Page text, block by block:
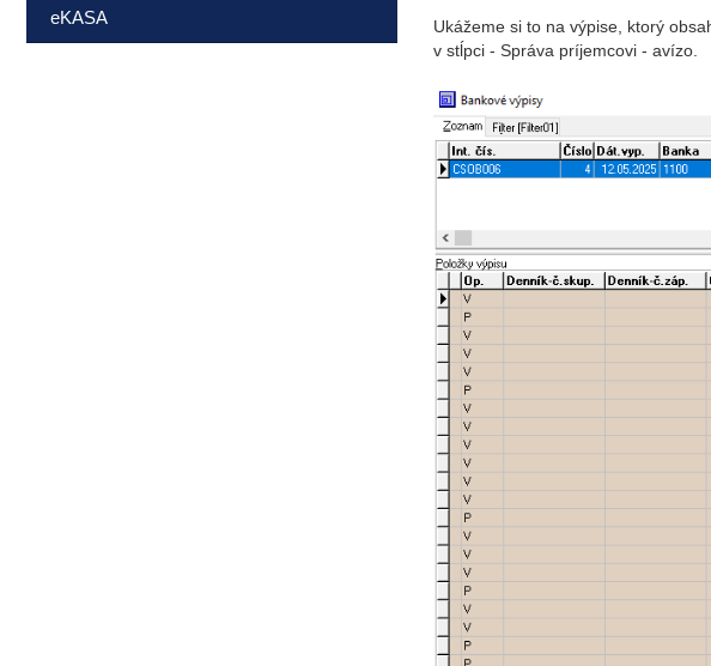
eKASA
Ukážeme si to na výpise, ktorý
v stĺpci - Správa príjemcovi - avízo.